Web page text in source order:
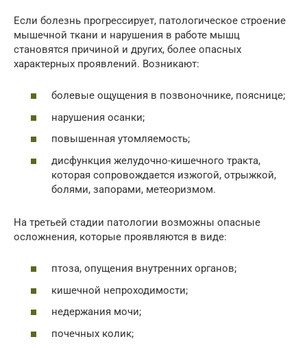
Если болезнь прогрессирует, патологическое строение
мышечной ткани и нарушения в работе мышц
становятся причиной и других, более опасных
характерных проявлений. Возникают:
болевые ощущения в позвоночнике, пояснице;
нарушения осанки;
повышенная утомляемость;
дисфункция желудочно-кишечного тракта,
которая сопровождается изжогой, отрыжкой,
болями, запорами, метеоризмом.
На третьей стадии патологии возможны опасные
осложнения, которые проявляются в виде:
птоза, опущения внутренних органов;
кишечной непроходимости;
недержания мочи;
почечных колик;